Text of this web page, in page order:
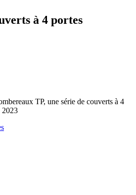
à 4 portes
TP, une série de couverts à 4
2023